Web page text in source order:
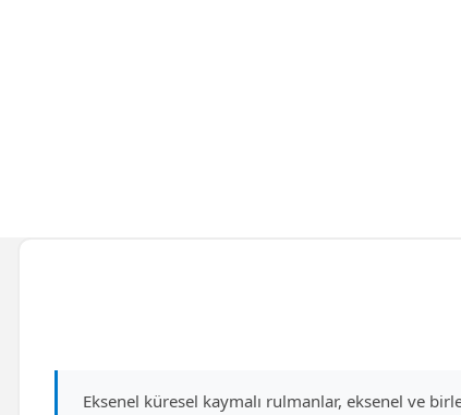
Eksenel küresel kaymalı rulmanlar, eksenel ve